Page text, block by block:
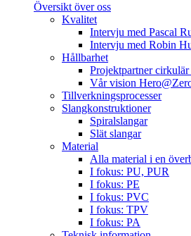
Översikt över oss
Kvalitet
Intervju med Pascal
Intervju med Robin
Hållbarhet
Projektpartner
Vår vision
Tillverkningsprocesser
Slangkonstruktioner
Spiralslangar
Slät slangar
Material
Alla material i en
I fokus: PU, PUR
I fokus: PE
I fokus: PVC
I fokus: TPV
I fokus: PA